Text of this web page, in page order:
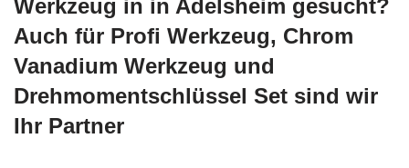
Werkzeug in in Adelsheim gesucht?
Auch für Profi Werkzeug, Chrom
Vanadium Werkzeug und
Drehmomentschlüssel Set sind wir
Ihr Partner